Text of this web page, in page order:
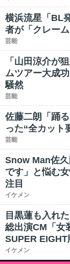
横浜流星「BL
者が「クレー
芸能
「山田涼介が
ムツアー大成
騒然
芸能
佐藤二朗「踊
った“全カット
芸能
Snow Man佐
です」と悩む
注目
イケメン
目黒蓮も入れ
総出演CM「女
SUPER EIGHT
イケメン